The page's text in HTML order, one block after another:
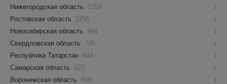
Нижегородская область
1253
Ростовская область
1156
Новосибирская область
984
Свердловская область
795
Республика Татарстан 684
Самарская область
627
Воронежская область
608